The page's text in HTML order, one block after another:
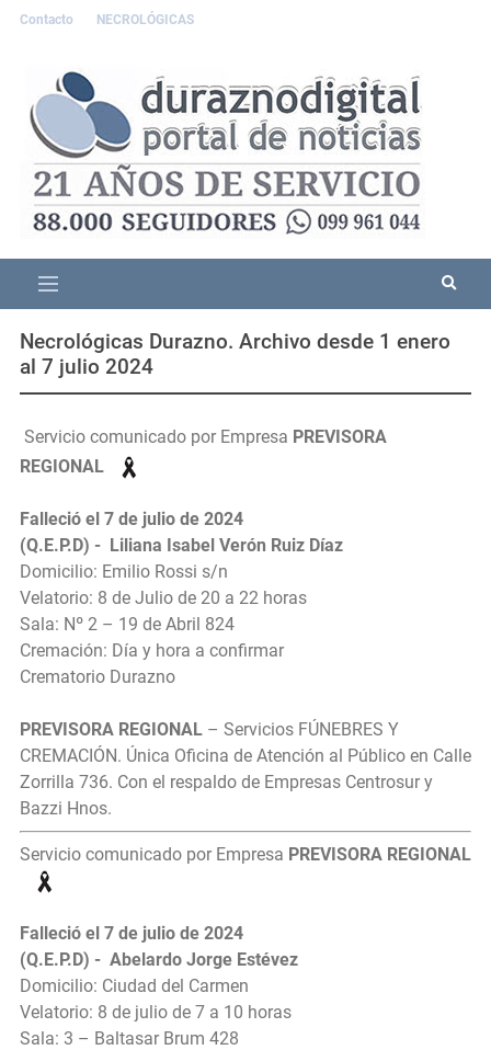
Contacto NECROLÓGICAS
Necrológicas Durazno. Archivo desde 1 enero
al 7 julio 2024
Servicio comunicado por Empresa PREVISORA
REGIONAL
Falleció el 7 de julio de 2024
(Q.E.P.D) - Liliana Isabel Verón Ruiz Díaz
Domicilio: Emilio Rossi s/n
Velatorio: 8 de Julio de 20 a 22 horas
Sala: Nº 2 – 19 de Abril 824
Cremación: Día y hora a confirmar
Crematorio Durazno
PREVISORA REGIONAL – Servicios FÚNEBRES Y
CREMACIÓN. Única Oficina de Atención al Público en Calle
Zorrilla 736. Con el respaldo de Empresas Centrosur y
Bazzi Hnos.
Servicio comunicado por Empresa PREVISORA REGIONAL
Falleció el 7 de julio de 2024
(Q.E.P.D) - Abelardo Jorge Estévez
Domicilio: Ciudad del Carmen
Velatorio: 8 de julio de 7 a 10 horas
Sala: 3 – Baltasar Brum 428